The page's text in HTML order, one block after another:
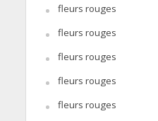
fleurs rouges
fleurs rouges
fleurs rouges
fleurs rouges
fleurs rouges